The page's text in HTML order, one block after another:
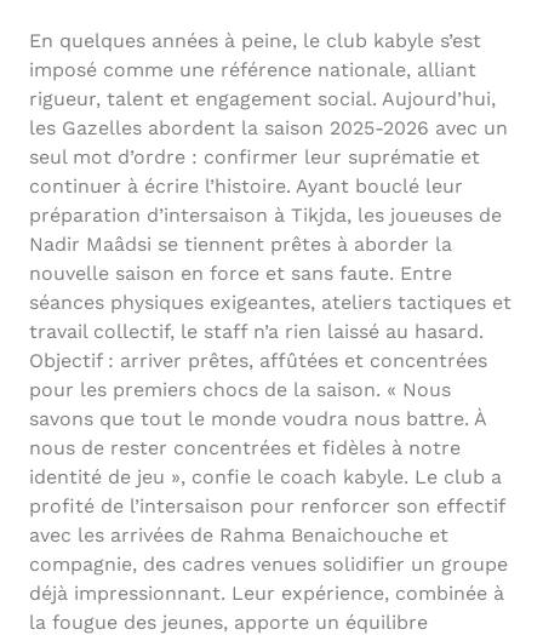
En quelques années à peine, le club kabyle s’est
imposé comme une référence nationale, alliant
rigueur, talent et engagement social. Aujourd’hui,
les Gazelles abordent la saison 2025-2026 avec un
seul mot d’ordre : confirmer leur suprématie et
continuer à écrire l’histoire. Ayant bouclé leur
préparation d’intersaison à Tikjda, les joueuses de
Nadir Maâdsi se tiennent prêtes à aborder la
nouvelle saison en force et sans faute. Entre
séances physiques exigeantes, ateliers tactiques et
travail collectif, le staff n’a rien laissé au hasard.
Objectif : arriver prêtes, affûtées et concentrées
pour les premiers chocs de la saison. « Nous
savons que tout le monde voudra nous battre. À
nous de rester concentrées et fidèles à notre
identité de jeu », confie le coach kabyle. Le club a
profité de l’intersaison pour renforcer son effectif
avec les arrivées de Rahma Benaichouche et
compagnie, des cadres venues solidifier un groupe
déjà impressionnant. Leur expérience, combinée à
la fougue des jeunes, apporte un équilibre